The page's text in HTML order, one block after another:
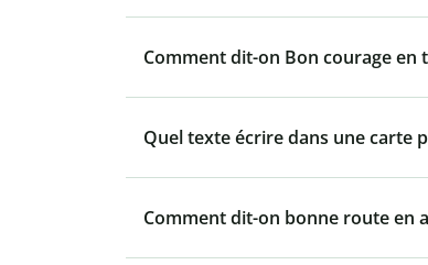
Comment dit-on Bon courage en
Quel texte écrire dans une carte
Comment dit-on bonne route en